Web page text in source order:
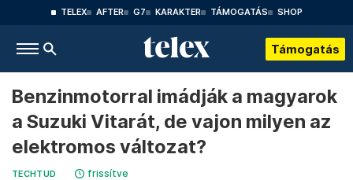
TELEX AFTER G7 KARAKTER TÁMOGATÁS SHOP
Támogatás
Benzinmotorral imádják a magyarok
a Suzuki Vitarát, de vajon milyen az
elektromos változat?
TECHTUD frissítve